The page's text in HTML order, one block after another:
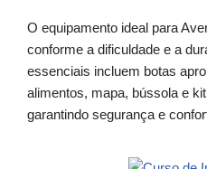
O equipamento ideal para
conforme a dificuldade e a
essenciais incluem botas
alimentos, mapa, bússola e
garantindo segurança e